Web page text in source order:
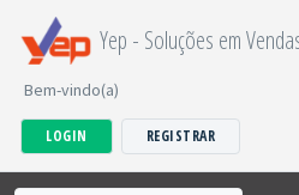
Yep - Soluções em
Bem-vindo(a)
LOGIN REGISTRAR